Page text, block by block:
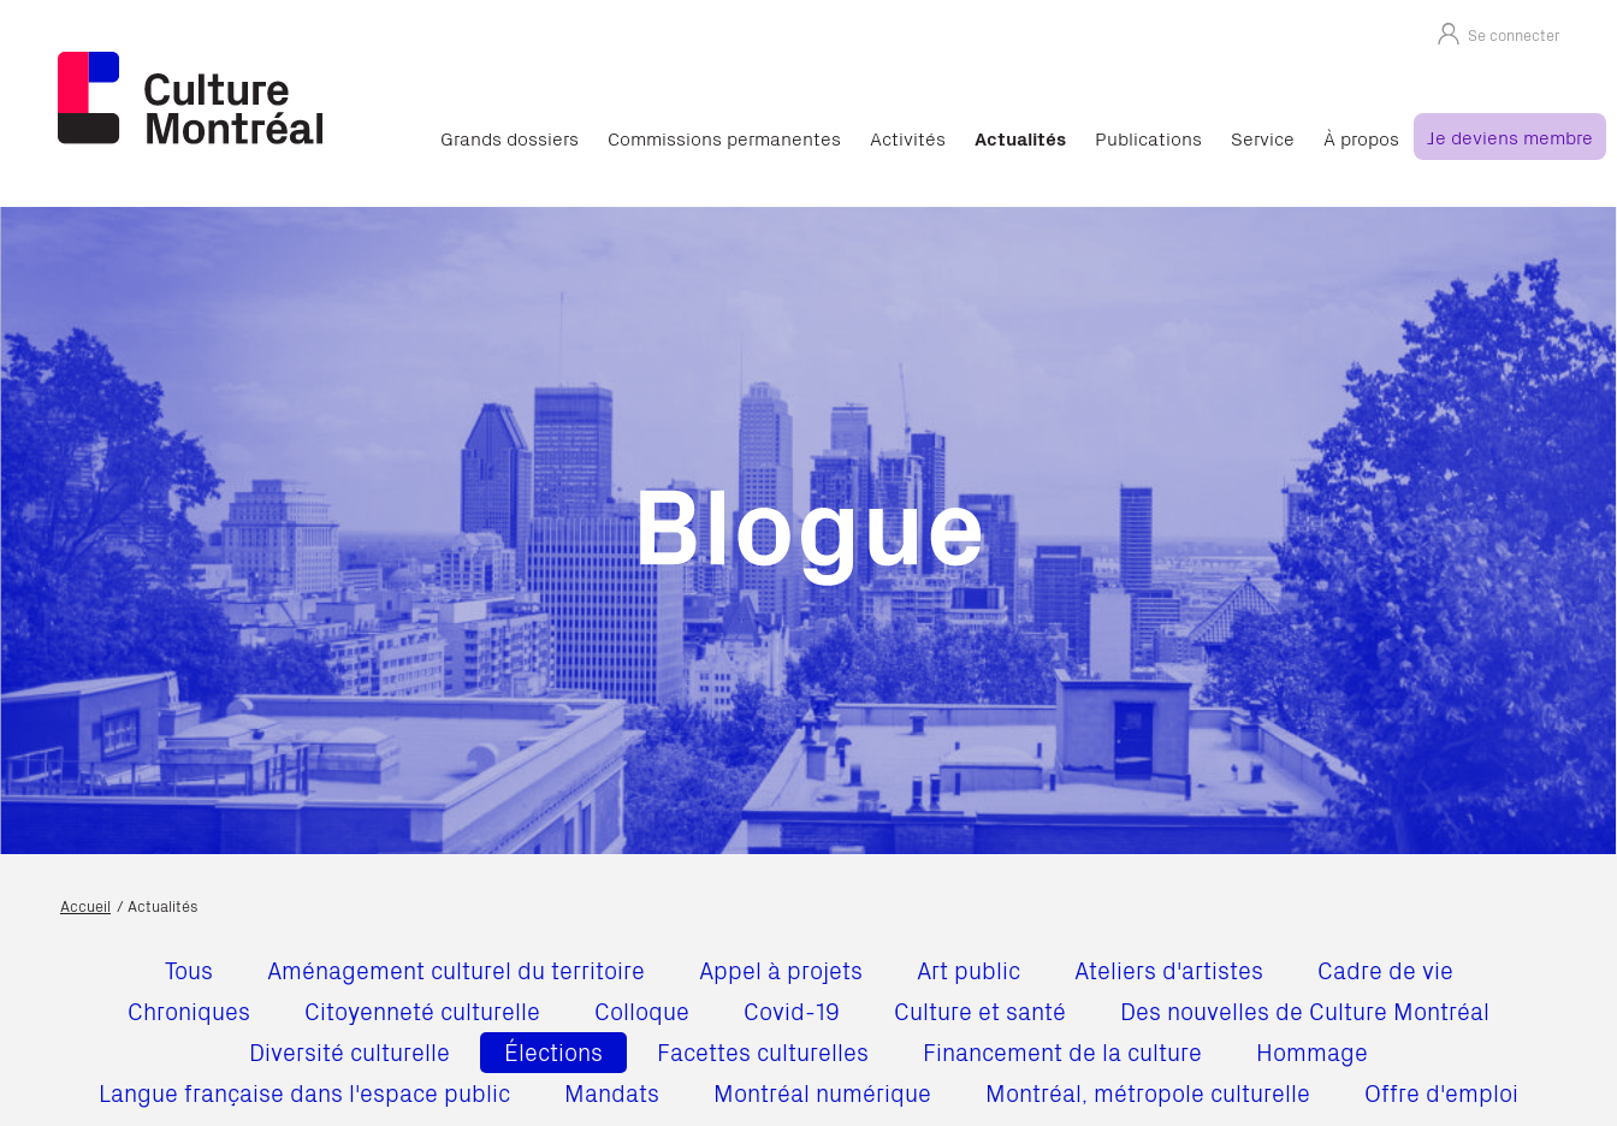
Se connecter
Grands dossiers Commissions permanentes Activités Actualités Publications Service À propos Je deviens membre
Accueil Actualités
Tous Aménagement culturel du territoire Appel à projets Art public Ateliers d'artistes
Cadre de vie
Chroniques
Citoyenneté culturelle Colloque Covid-19 Culture et santé
Des nouvelles de Culture Montréal
Diversité culturelle
Élections Facettes culturelles Financement de la culture
Hommage
Langue française dans l'espace public
Mandats Montréal numérique Montréal, métropole culturelle
Offre d'emploi